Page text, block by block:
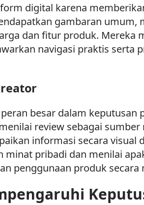
digital karena
gambaran umum,
dan fitur produk. Mereka
navigasi praktis serta
besar dalam keputusan
review sebagai
informasi secara visual
pribadi dan menilai
penggunaan produk